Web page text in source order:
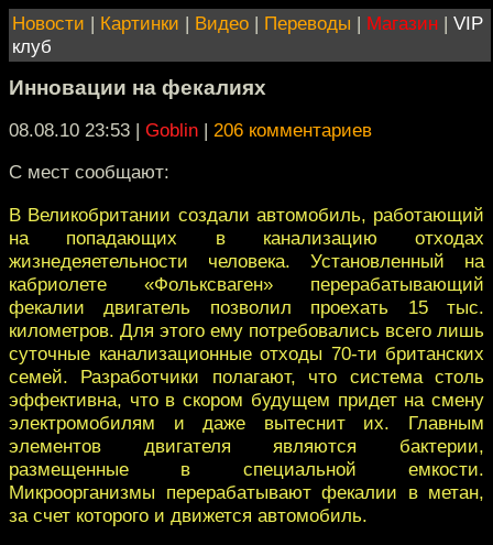
Новости | Картинки | Видео | Переводы | Магазин | VIP
клуб
Инновации на фекалиях
08.08.10 23:53 | Goblin | 206 комментариев
С мест сообщают:
В Великобритании создали автомобиль, работающий
на попадающих в канализацию отходах
жизнедеяетельности человека. Установленный на
кабриолете «Фольксваген» перерабатывающий
фекалии двигатель позволил проехать 15 тыс.
километров. Для этого ему потребовались всего лишь
суточные канализационные отходы 70-ти британских
семей. Разработчики полагают, что система столь
эффективна, что в скором будущем придет на смену
электромобилям и даже вытеснит их. Главным
элементов двигателя являются бактерии,
размещенные в специальной емкости.
Микроорганизмы перерабатывают фекалии в метан,
за счет которого и движется автомобиль.